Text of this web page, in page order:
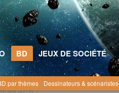
BD
JEUX DE SOCIÉTÉ
par thèmes Dessinateurs & scénaristes
[2019]